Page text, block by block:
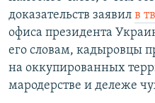
доказательств заявил в
офиса президента
его словам, кадыровцы
на оккупированных
мародерстве и дележе